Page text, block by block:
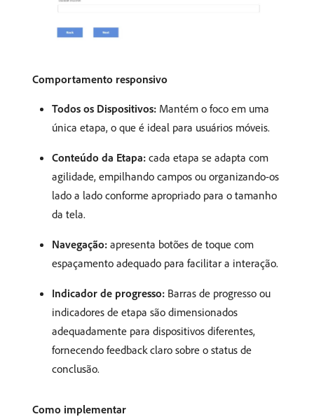
Comportamento responsivo
Todos os Dispositivos: Mantém o foco em uma
única etapa, o que é ideal para usuários móveis.
Conteúdo da Etapa: cada etapa se adapta com
agilidade, empilhando campos ou organizando-os
lado a lado conforme apropriado para o tamanho
da tela.
Navegação: apresenta botões de toque com
espaçamento adequado para facilitar a interação.
Indicador de progresso: Barras de progresso ou
indicadores de etapa são dimensionados
adequadamente para dispositivos diferentes,
fornecendo feedback claro sobre o status de
conclusão.
Como implementar